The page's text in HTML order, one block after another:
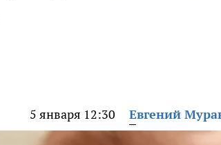
5 января 12:30 Евгений